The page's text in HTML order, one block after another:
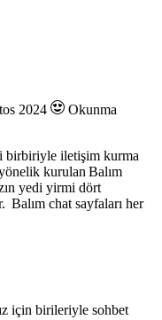
2024
Okunma
birbiriyle iletişim kurma
kurulan Balım
yedi yirmi dört
Balım chat sayfaları her
için birileriyle sohbet